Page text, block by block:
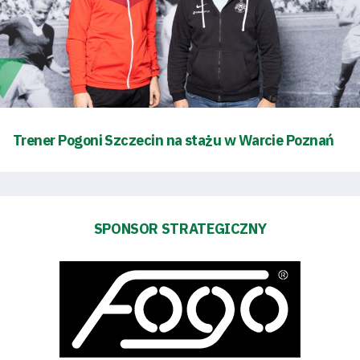
pośredników
transakcyjnych
Trener Pogoni Szczecin na stażu w Warcie Poznań
SPONSOR STRATEGICZNY